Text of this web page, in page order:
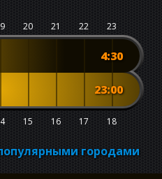
20 21 22 23
4:30
15 16 17 18
23:00
городами